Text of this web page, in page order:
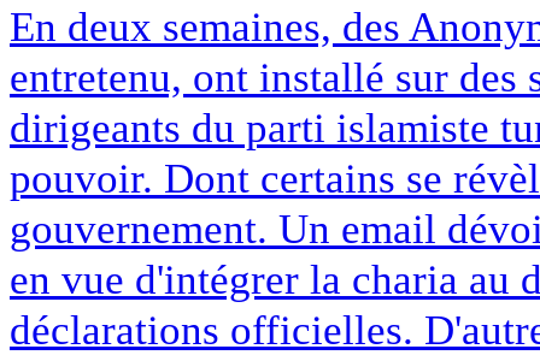
En deux semaines, des
entretenu, ont installé sur des
dirigeants du parti islamiste
pouvoir. Dont certains se
gouvernement. Un email
en vue d'intégrer la charia au
déclarations officielles.